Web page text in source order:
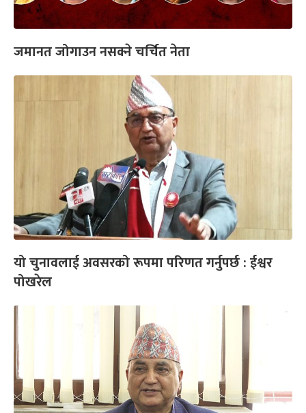
जमानत जोगाउन नसक्ने चर्चित नेता
यो चुनावलाई अवसरको रूपमा परिणत गर्नुपर्छ : ईश्वर
पोखरेल